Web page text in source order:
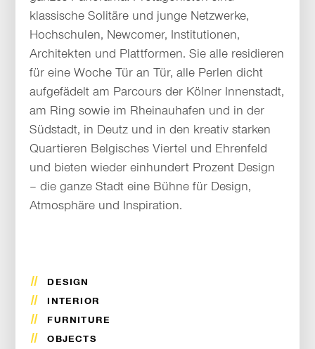
klassische Solitäre und junge Netzwerke,
Hochschulen, Newcomer, Institutionen,
Architekten und Plattformen. Sie alle residieren
für eine Woche Tür an Tür, alle Perlen dicht
aufgefädelt am Parcours der Kölner Innenstadt,
am Ring sowie im Rheinauhafen und in der
Südstadt, in Deutz und in den kreativ starken
Quartieren Belgisches Viertel und Ehrenfeld
und bieten wieder einhundert Prozent Design
– die ganze Stadt eine Bühne für Design,
Atmosphäre und Inspiration.
DESIGN
INTERIOR
FURNITURE
OBJECTS